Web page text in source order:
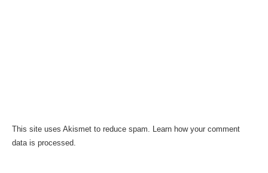
This site uses Akismet to reduce spam. Learn how your comment
data is processed.